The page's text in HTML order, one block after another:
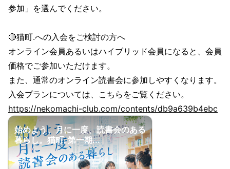
参加」を選んでください。
🔴猫町.への入会をご検討の方へ
オンライン会員あるいはハイブリッド会員になると、会員
価格でご参加いただけます。
また、通常のオンライン読書会に参加しやすくなります。
入会プランについては、こちらをご覧ください。
https://nekomachi-club.com/contents/db9a639b4ebc
始めよう、月に一度、読書会のある
暮らし。猫町. 第一期...